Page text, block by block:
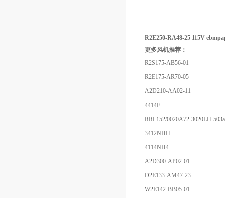
R2E250-RA48-25 115V
更多风机推荐：
R2S175-AB56-01
R2E175-AR70-05
A2D210-AA02-11
4414F
RRL152/0020A72-3020LH-
3412NHH
4114NH4
A2D300-AP02-01
D2E133-AM47-23
W2E142-BB05-01